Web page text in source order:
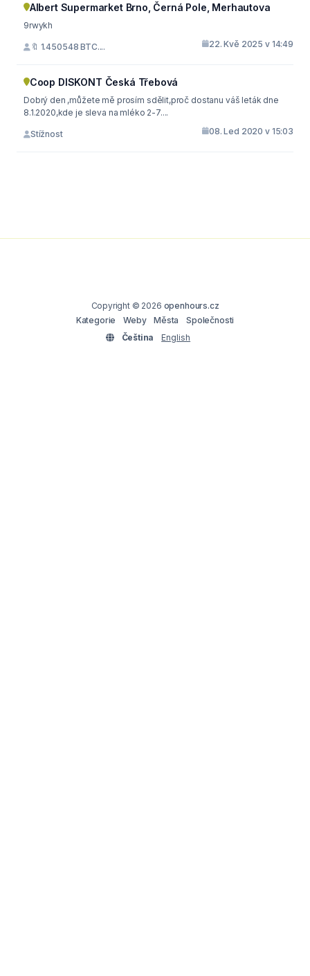
Albert Supermarket Brno, Černá Pole, Merhautova
9rwykh
🔖 1.450548 BTC.... 22. Kvě 2025 v 14:49
Coop DISKONT Česká Třebová
Dobrý den ,můžete mě prosím sdělit,proč dostanu váš leták dne
8.1.2020,kde je sleva na mléko 2-7....
Stížnost 08. Led 2020 v 15:03
Copyright © 2026 openhours.cz
Kategorie
Weby Města
Společnosti
Čeština
English